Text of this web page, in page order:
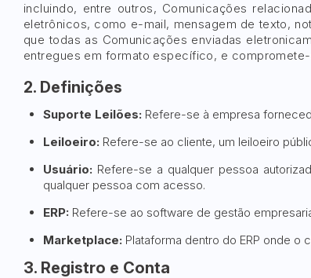
incluindo, entre outros, Comunicações
eletrônicos, como e-mail, mensagem de texto,
que todas as Comunicações enviadas
entregues em formato específico, e
2. Definições
Suporte Leilões: Refere-se à empresa
Leiloeiro: Refere-se ao cliente, um leiloeiro
Usuário: Refere-se a qualquer pessoa
qualquer pessoa com acesso.
ERP: Refere-se ao software de gestão
Marketplace: Plataforma dentro do ERP onde o
3. Registro e Conta